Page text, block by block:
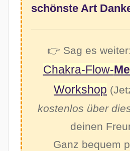
schönste Art
👉 Sag es
Chakra-Flow-
Workshop
kostenlos über
deinen
Ganz bequem